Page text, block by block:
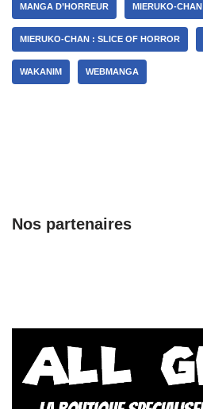
MANGA D’HORREUR MIERUKO-CHAN
MIERUKO-CHAN : SLICE OF HORROR
WAKANIM WEBMANGA
Nos partenaires